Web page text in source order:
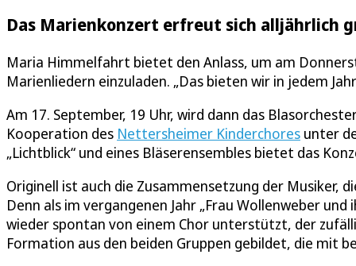
Das Marienkonzert erfreut sich alljährlich
Maria Himmelfahrt bietet den Anlass, um am
Marienliedern einzuladen. „Das bieten wir in jedem
Am 17. September, 19 Uhr, wird dann das
Kooperation des Nettersheimer Kinderchores unter
„Lichtblick“ und eines Bläserensembles bietet das
Originell ist auch die Zusammensetzung der Musiker,
Denn als im vergangenen Jahr „Frau Wollenweber
wieder spontan von einem Chor unterstützt, der
Formation aus den beiden Gruppen gebildet, die mit